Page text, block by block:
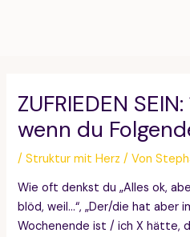
ZUFRIEDEN
wenn du
/Struktur mit Herz / Von
Wie oft denkst du „Alles ok,
blöd, weil…“, „Der/die hat aber
Wochenende ist / ich X hätte,